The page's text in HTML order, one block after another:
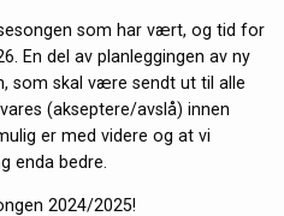
som har vært, og tid for
En del av planleggingen av ny
som skal være sendt ut til alle
(akseptere/avslå) innen
er med videre og at vi
enda bedre.
2024/2025!